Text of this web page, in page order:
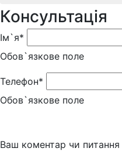
Консультація
Ім`я*
Обов`язкове поле
Телефон*
Обов`язкове поле
Ваш коментар чи питання